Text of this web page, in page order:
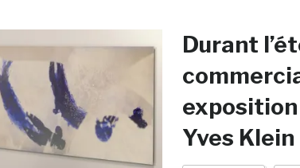
Durant
Yves Klein